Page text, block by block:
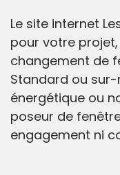
Le site internet
pour votre
changement de
Standard ou
énergétique ou
poseur de
engagement ni